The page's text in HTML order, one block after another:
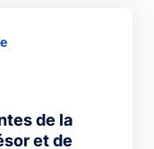
de la
et de